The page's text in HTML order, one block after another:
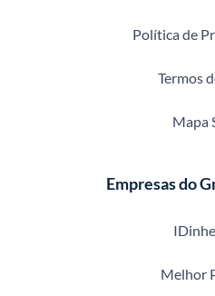
Política de
Termos
Mapa
Empresas do
Melhor